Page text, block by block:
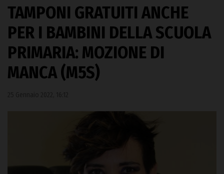
TAMPONI GRATUITI ANCHE
PER I BAMBINI DELLA SCUOLA
PRIMARIA: MOZIONE DI
MANCA (M5S)